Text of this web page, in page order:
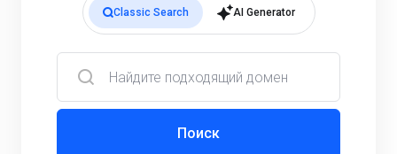
AI Generator
Classic Search
Поиск